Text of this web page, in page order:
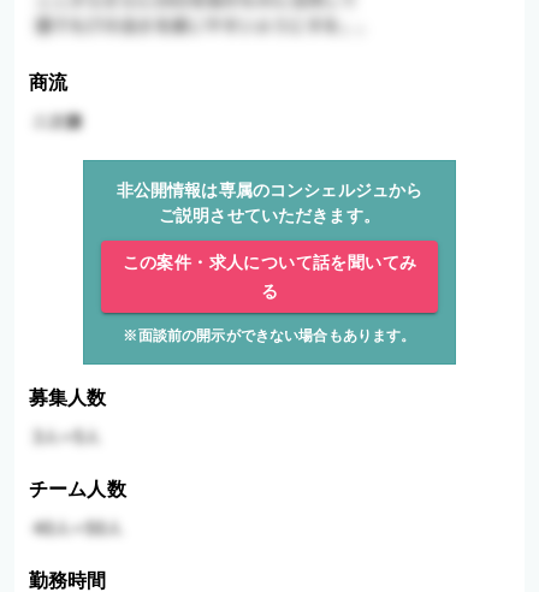
商流
非公開情報は専属のコンシェルジュから
ご説明させていただきます。
この案件・求人について話を聞いてみ
る
※面談前の開示ができない場合もあります。
募集人数
チーム人数
勤務時間